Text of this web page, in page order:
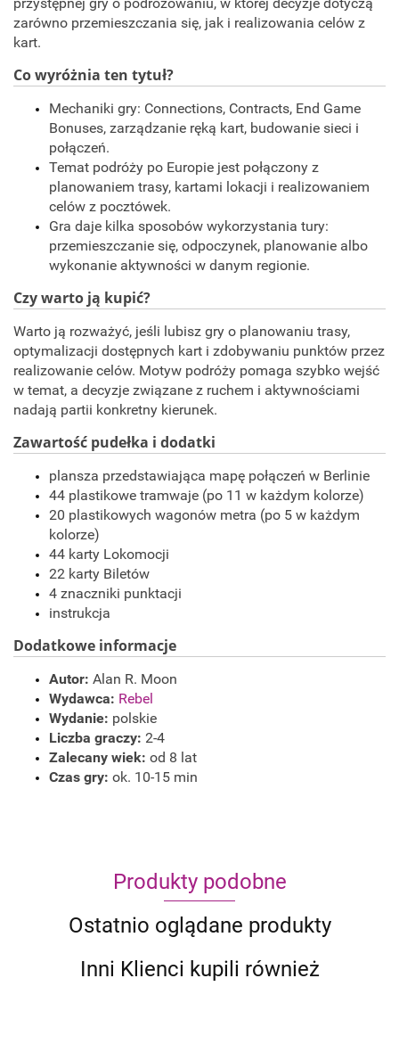
przystępnej gry o podróżowaniu, w której decyzje dotyczą
zarówno przemieszczania się, jak i realizowania celów z
kart.
Co wyróżnia ten tytuł?
Mechaniki gry: Connections, Contracts, End Game
Bonuses, zarządzanie ręką kart, budowanie sieci i
połączeń.
Temat podróży po Europie jest połączony z
planowaniem trasy, kartami lokacji i realizowaniem
celów z pocztówek.
Gra daje kilka sposobów wykorzystania tury:
przemieszczanie się, odpoczynek, planowanie albo
wykonanie aktywności w danym regionie.
Czy warto ją kupić?
Warto ją rozważyć, jeśli lubisz gry o planowaniu trasy,
optymalizacji dostępnych kart i zdobywaniu punktów przez
realizowanie celów. Motyw podróży pomaga szybko wejść
w temat, a decyzje związane z ruchem i aktywnościami
nadają partii konkretny kierunek.
Zawartość pudełka i dodatki
plansza przedstawiająca mapę połączeń w Berlinie
44 plastikowe tramwaje (po 11 w każdym kolorze)
20 plastikowych wagonów metra (po 5 w każdym
kolorze)
44 karty Lokomocji
22 karty Biletów
4 znaczniki punktacji
instrukcja
Dodatkowe informacje
Autor: Alan R. Moon
Wydawca: Rebel
Wydanie: polskie
Liczba graczy: 2-4
Zalecany wiek: od 8 lat
Czas gry: ok. 10-15 min
Produkty podobne
Ostatnio oglądane produkty
Inni Klienci kupili również